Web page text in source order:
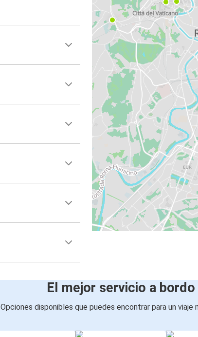
El mejor servicio a bordo
Opciones disponibles que puedes encontrar para un viaje